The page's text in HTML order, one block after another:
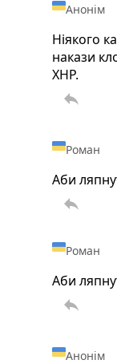
Анонім
Ніякого
накази
ХНР.
reply
Роман
Аби
reply
Роман
Аби
reply
Анонім